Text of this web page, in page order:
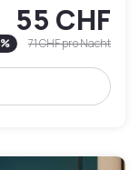
55 CHF
% 71 CHFpro Nacht